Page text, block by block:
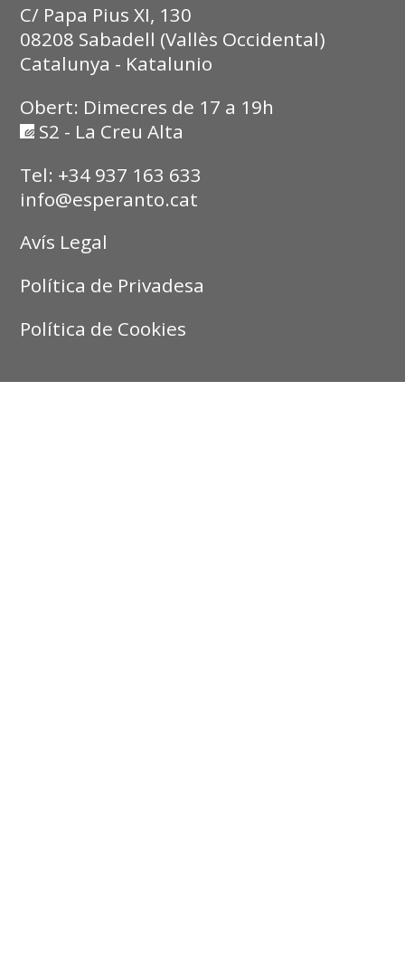
C/ Papa Pius XI, 130
08208 Sabadell (Vallès Occidental)
Catalunya - Katalunio
Obert: Dimecres de 17 a 19h
S2 - La Creu Alta
Tel: +34 937 163 633
info@esperanto.cat
Avís Legal
Política de Privadesa
Política de Cookies